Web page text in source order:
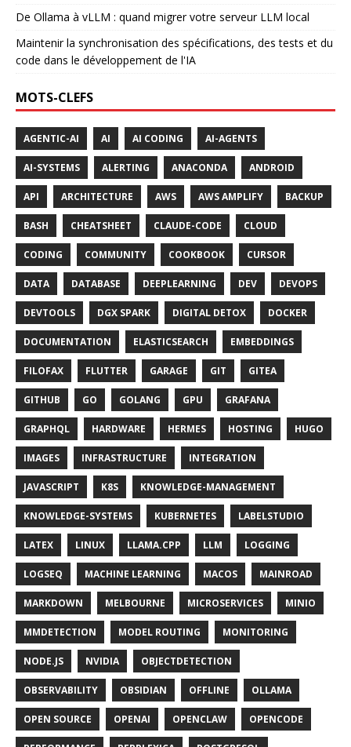
De Ollama à vLLM : quand migrer votre serveur LLM local
Maintenir la synchronisation des spécifications, des tests et du
code dans le développement de l'IA
MOTS-CLEFS
AGENTIC-AI AI AI CODING AI-AGENTS
AI-SYSTEMS ALERTING ANACONDA ANDROID
API ARCHITECTURE AWS AWS AMPLIFY BACKUP
BASH CHEATSHEET CLAUDE-CODE CLOUD
CODING COMMUNITY COOKBOOK CURSOR
DATA DATABASE DEEPLEARNING DEV DEVOPS
DEVTOOLS DGX SPARK DIGITAL DETOX DOCKER
DOCUMENTATION ELASTICSEARCH EMBEDDINGS
FILOFAX FLUTTER GARAGE GIT GITEA
GITHUB GO GOLANG GPU GRAFANA
GRAPHQL HARDWARE HERMES HOSTING HUGO
IMAGES INFRASTRUCTURE INTEGRATION
JAVASCRIPT K8S KNOWLEDGE-MANAGEMENT
KNOWLEDGE-SYSTEMS KUBERNETES LABELSTUDIO
LATEX LINUX LLAMA.CPP LLM LOGGING
LOGSEQ MACHINE LEARNING MACOS MAINROAD
MARKDOWN MELBOURNE MICROSERVICES MINIO
MMDETECTION MODEL ROUTING MONITORING
NODE.JS NVIDIA OBJECTDETECTION
OBSERVABILITY OBSIDIAN OFFLINE OLLAMA
OPEN SOURCE OPENAI OPENCLAW OPENCODE